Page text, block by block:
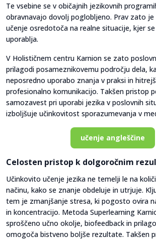
Te vsebine se v običajnih jezikovnih
obravnavajo dovolj poglobljeno. Prav zato
učenje osredotoča na realne situacije, kjer
uporablja.
V Holističnem centru Karnion se zato
prilagodi posameznikovemu področju dela,
neposredno uporabo znanja v praksi in
profesionalno komunikacijo. Takšen pristop
samozavest pri uporabi jezika v poslovnih
izboljšuje učinkovitost sporazumevanja v
učenje angleščine
Celosten pristop k dolgoročnim
Učinkovito učenje jezika ne temelji le na
načinu, kako se znanje obdeluje in utrjuje.
tem je zmanjšanje stresa, ki pogosto ovira
in koncentracijo. Metoda Superlearning
sproščeno učno okolje, biofeedback in
omogoča bistveno boljše rezultate. Takšen